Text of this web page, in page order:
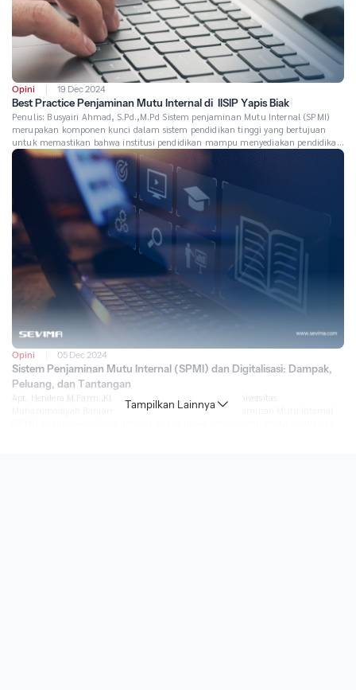
Opini 19 Dec 2024
Best Practice Penjaminan Mutu Internal di IISIP Yapis Biak
Penulis: Busyairi Ahmad, S.Pd.,M.Pd Sistem penjaminan Mutu Internal (SPMI)
merupakan komponen kunci dalam sistem pendidikan tinggi yang bertujuan
untuk memastikan bahwa institusi pendidikan mampu menyediakan pendidikan
berkualitas dan sesuai dengan standar yang ditetapkan. Kampus IISIP Yapis Biak,
sebagai salah satu institusi pendidikan tinggi di Indonesia, telah
mengimplementasikan berbagai best practice dalam SPMI untuk memastikan
Opini 05 Dec 2024
Sistem Penjaminan Mutu Internal (SPMI) dan Digitalisasi: Dampak,
Peluang, dan Tantangan
Apt. Hendera M.Farm.,Klin. Kepala Penjaminan Mutu Universitas
Muhammadiyah Banjarmasin SEVIMA.COM- Sistem Penjaminan Mutu Internal
Tampilkan Lainnya